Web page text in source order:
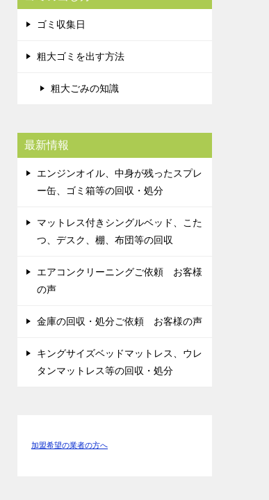
ゴミ収集日
粗大ゴミを出す方法
粗大ごみの知識
最新情報
エンジンオイル、中身が残ったスプレ
ー缶、ゴミ箱等の回収・処分
マットレス付きシングルベッド、こた
つ、デスク、棚、布団等の回収
エアコンクリーニングご依頼 お客様
の声
金庫の回収・処分ご依頼 お客様の声
キングサイズベッドマットレス、ウレ
タンマットレス等の回収・処分
加盟希望の業者の方へ